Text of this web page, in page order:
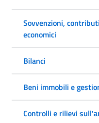
Sovvenzioni,
economici
Bilanci
Beni immobili e
Controlli e rilievi